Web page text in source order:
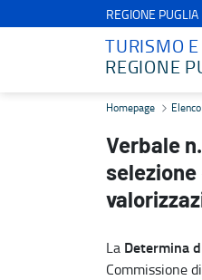
REGIONE PUGLIA
TURISMO
REGIONE
Verbale n. 8 Commissione di
Homepage
Verbale
La Determina
Commissione